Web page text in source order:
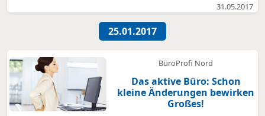
Stereolithographie (3D-Druck-Technologie) erfunden,
die die Grundlage für die weitere Entwicklung von...
31.05.2017
25.01.2017
BüroProfi Nord
Das aktive Büro: Schon
kleine Änderungen bewirken
Großes!